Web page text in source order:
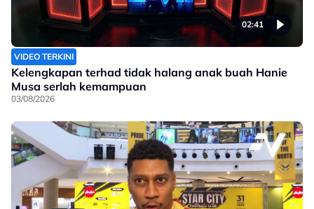
02:41
VIDEO TERKINI
Kelengkapan terhad tidak halang anak buah Hanie
Musa serlah kemampuan
03/08/2026